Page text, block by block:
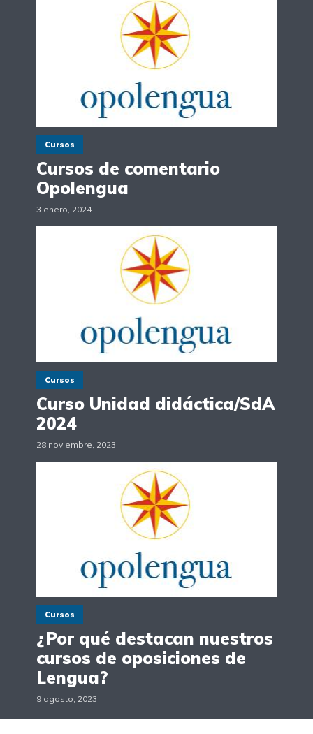
Cursos
Cursos de comentario
Opolengua
3 enero, 2024
Cursos
Curso Unidad didáctica/SdA
2024
28 noviembre, 2023
Cursos
¿Por qué destacan nuestros
cursos de oposiciones de
Lengua?
9 agosto, 2023